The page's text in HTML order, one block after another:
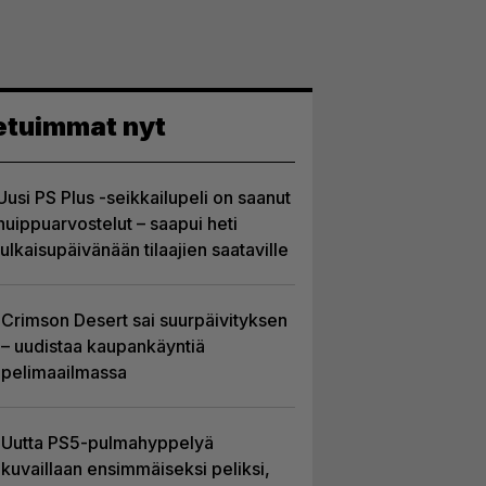
nyt
PS Plus -seikkailupeli on saanut
– saapui heti
tilaajien saataville
Crimson Desert sai suurpäivityksen
– uudistaa kaupankäyntiä
pelimaailmassa
Uutta PS5-pulmahyppelyä
kuvaillaan ensimmäiseksi peliksi,